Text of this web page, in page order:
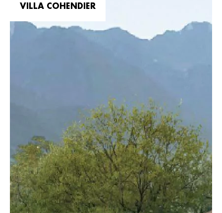
VILLA COHENDIER